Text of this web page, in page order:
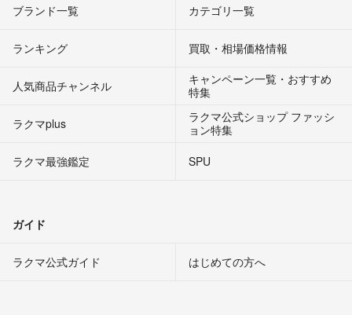
ブランド一覧 カテゴリ一覧
ランキング 買取・相場価格情報
人気商品チャンネル
キャンペーン一覧・おすすめ
特集
ラクマplus
ラクマ公式ショップ ファッシ
ョン特集
ラクマ最強鑑定
SPU
ガイド
ラクマ公式ガイド はじめての方へ